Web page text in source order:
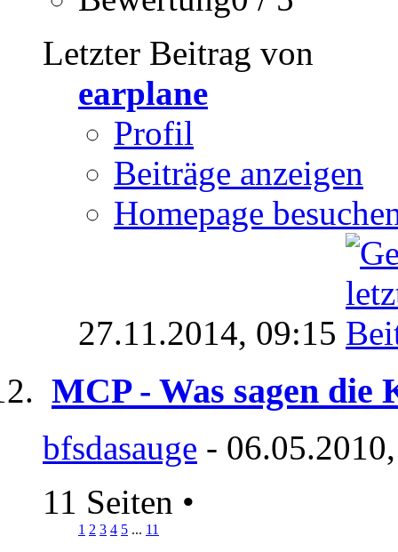
Letzter Beitrag von
earplane
Profil
Beiträge anzeigen
Homepage
27.11.2014, 09:15
MCP - Was sagen
bfsdasauge -
11 Seiten •
1 2 3 4 5 ... 11